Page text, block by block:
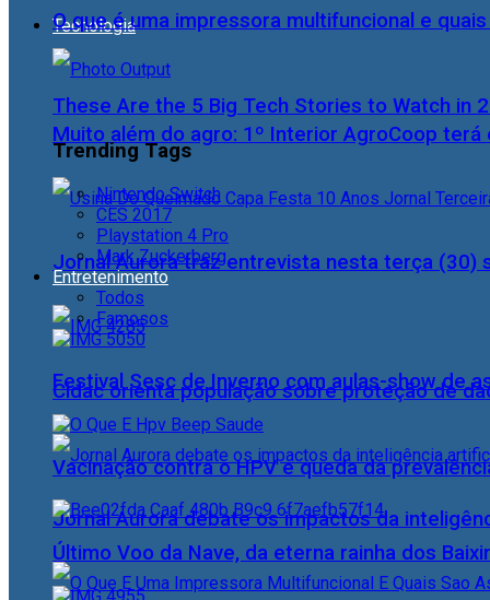
Tecnologia
Muito além do agro: 1º Interior AgroCoop
Jornal Aurora traz entrevista nesta terça (30)
Cidac orienta população sobre proteção de
Jornal Aurora debate os impactos da
O que é uma impressora multifuncional e
These Are the 5 Big Tech Stories to Watch in
Trending Tags
Nintendo Switch
CES 2017
Playstation 4 Pro
Mark Zuckerberg
Entretenimento
Todos
Famosos
Festival Sesc de Inverno com aulas-show de
Vacinação contra o HPV e queda da
Último Voo da Nave, da eterna rainha dos